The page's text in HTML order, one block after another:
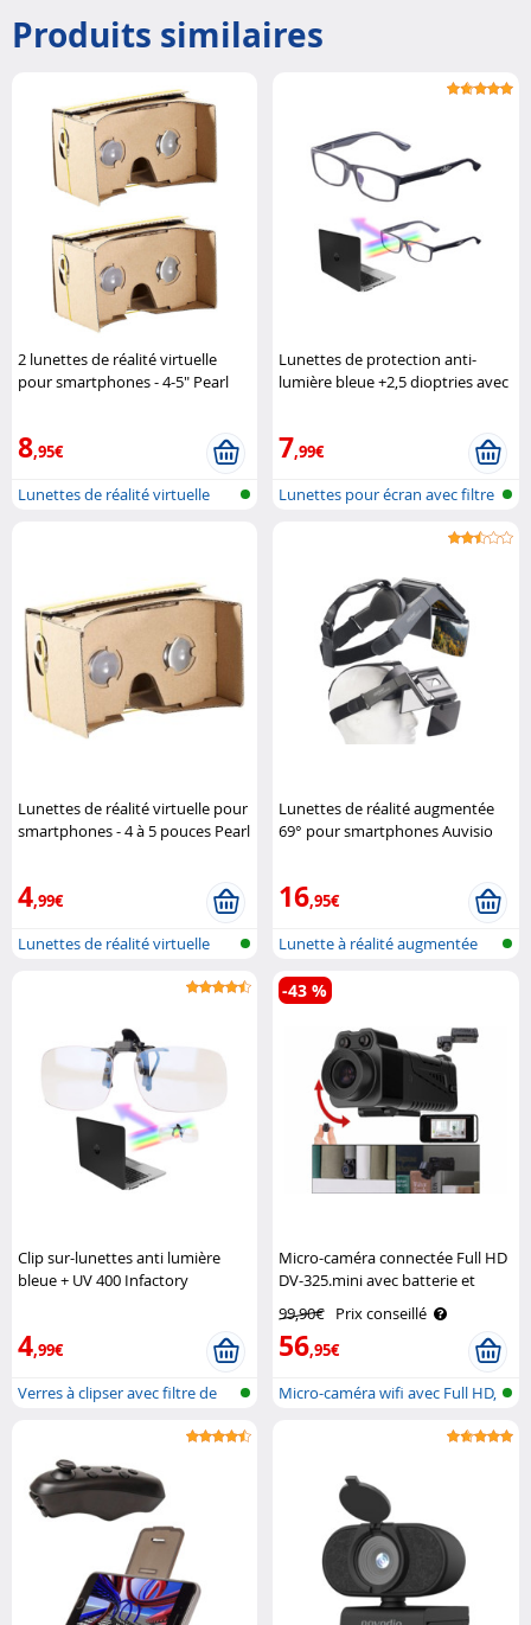
Produits similaires
2 lunettes de réalité virtuelle
pour smartphones - 4-5" Pearl
8,95€
Lunettes de réalité virtuelle
Lunettes de protection anti-
lumière bleue +2,5 dioptries avec
7,99€
Lunettes pour écran avec filtre
Lunettes de réalité virtuelle pour
smartphones - 4 à 5 pouces Pearl
4,99€
Lunettes de réalité virtuelle
Lunettes de réalité augmentée
69° pour smartphones Auvisio
16,95€
Lunette à réalité augmentée
Clip sur-lunettes anti lumière
bleue + UV 400 Infactory
4,99€
Verres à clipser avec filtre de
Micro-caméra connectée Full HD
DV-325.mini avec batterie et
vision nocturne IR Somikon
99,90€ Prix conseillé
56,95€
-43 %
Micro-caméra wifi avec Full HD,